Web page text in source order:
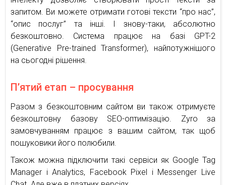
запитом. Ви можете отримати готові тексти “про нас”,
“опис послуг” та інші. І знову-таки, абсолютно
безкоштовно. Система працює на базі GPT-2
(Generative Pre-trained Transformer), найпотужнішого
на сьогодні рішення.
П’ятий етап – просування
Разом з безкоштовним сайтом ви також отримуєте
безкоштовну базову SEO-оптимізацію. Zyro за
замовчуванням працює з вашим сайтом, так щоб
пошуковики його полюбили.
Також можна підключити такі сервіси як Google Tag
Manager і Analytics, Facebook Pixel і Messenger Live